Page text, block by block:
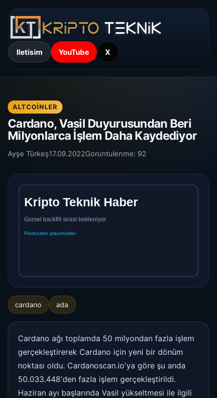
Iletisim YouTube X
ALTCOINLER
Cardano, Vasil Duyurusundan Beri
Milyonlarca İşlem Daha Kaydediyor
Ayşe Türkeş17.09.2022Goruntulenme: 92
cardano ada
Cardano ağı toplamda 50 milyondan fazla işlem
gerçekleştirerek Cardano için yeni bir dönüm
noktası oldu. Cardanoscan.io'ya göre şu anda
50.033.448'den fazla işlem gerçekleştirildi.
Haziran ayı başlarında Vasil yükseltmesi ile ilgili